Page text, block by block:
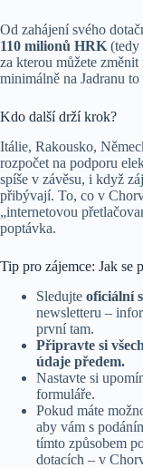
Od zahájení svého
110 milionů HRK (tedy
za kterou můžete
minimálně na Jadranu
Kdo další drží krok?
Itálie, Rakousko,
rozpočet na podporu
spíše v závěsu, i když
přibývají. To, co v
„internetovou
poptávka.
Tip pro zájemce: Jak se
Sledujte oficiální
newsletteru –
první tam.
Připravte si
údaje předem.
Nastavte si
formuláře.
Pokud máte
aby vám s
tímto způsobem
dotacích – v